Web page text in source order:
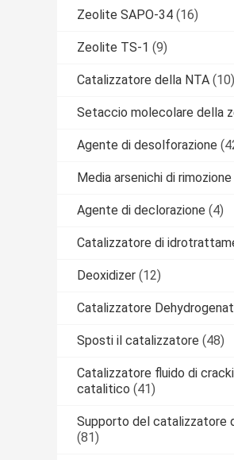
Zeolite SAPO-34 (16)
Zeolite TS-1 (9)
Catalizzatore della NTA (10)
Setaccio molecolare della
Agente di desolforazione
Media arsenichi di rimozione
Agente di declorazione (4)
Catalizzatore di
Deoxidizer (12)
Catalizzatore
Sposti il catalizzatore (48)
Catalizzatore fluido di
catalitico (41)
Supporto del catalizzatore
(81)